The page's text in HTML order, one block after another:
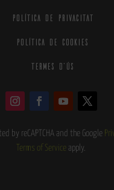
POLÍTICA DE PRIVACITAT
Política de cookies
TERMES D’ÚS
by reCAPTCHA and the Google
Terms of Service apply.